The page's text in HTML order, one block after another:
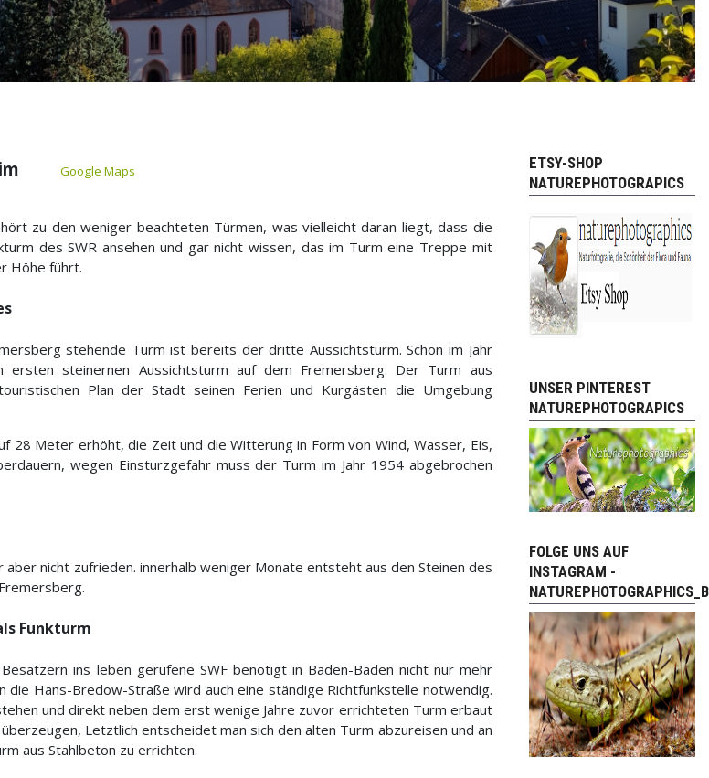
Google Maps
zu den weniger beachteten Türmen, was vielleicht daran liegt, dass die
des SWR ansehen und gar nicht wissen, das im Turm eine Treppe mit
Höhe führt.
stehende Turm ist bereits der dritte Aussichtsturm. Schon im Jahr
ersten steinernen Aussichtsturm auf dem Fremersberg. Der Turm aus
Plan der Stadt seinen Ferien und Kurgästen die Umgebung
28 Meter erhöht, die Zeit und die Witterung in Form von Wind, Wasser, Eis,
wegen Einsturzgefahr muss der Turm im Jahr 1954 abgebrochen
aber nicht zufrieden. innerhalb weniger Monate entsteht aus den Steinen des
Funkturm
ins leben gerufene SWF benötigt in Baden-Baden nicht nur mehr
die Hans-Bredow-Straße wird auch eine ständige Richtfunkstelle notwendig.
und direkt neben dem erst wenige Jahre zuvor errichteten Turm erbaut
Letztlich entscheidet man sich den alten Turm abzureisen und an
aus Stahlbeton zu errichten.
ETSY-SHOP
NATUREPHOTOGRAPICS
UNSER PINTEREST
NATUREPHOTOGRAPICS
FOLGE UNS AUF
INSTAGRAM -